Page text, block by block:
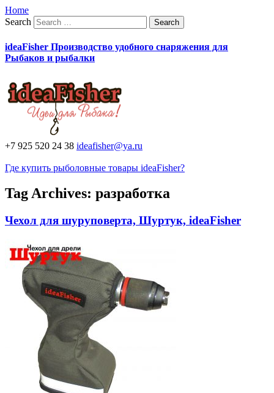
Home
Search
ideaFisher Производство удобного снаряжения для
Рыбаков и рыбалки
+7 925 520 24 38 ideafisher@ya.ru
Где купить рыболовные товары ideaFisher?
Tag Archives: разработка
Чехол для шуруповерта, Шуртук, ideaFisher